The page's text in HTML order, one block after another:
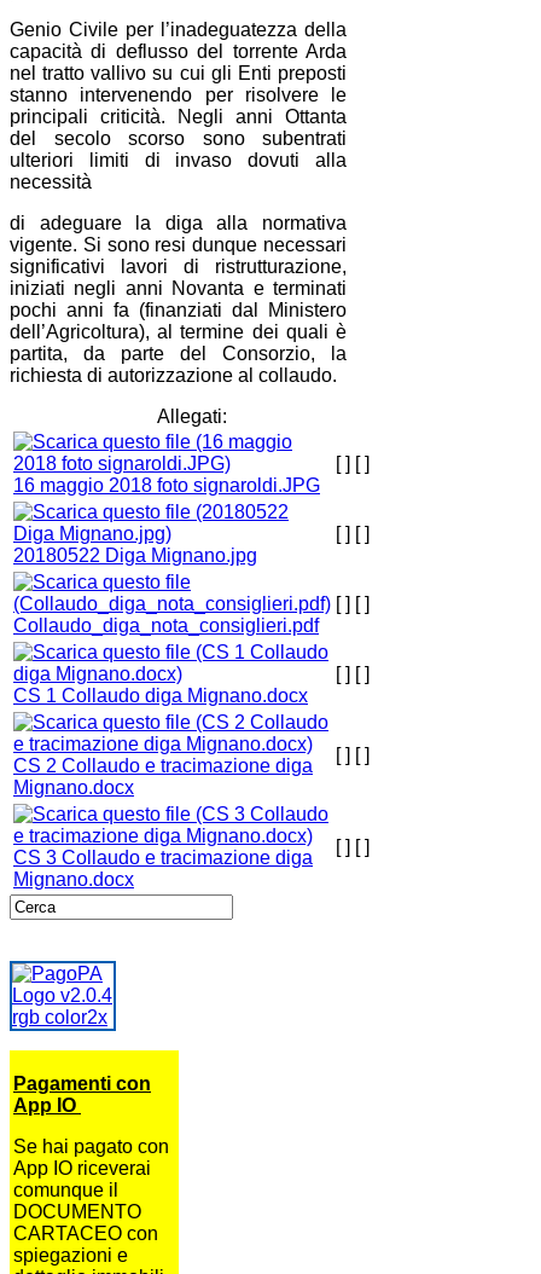
Genio Civile per l’inadeguatezza della
capacità di deflusso del torrente Arda
nel tratto vallivo su cui gli Enti preposti
stanno intervenendo per risolvere le
principali criticità. Negli anni Ottanta
del secolo scorso sono subentrati
ulteriori limiti di invaso dovuti alla
necessità
di adeguare la diga alla normativa
vigente. Si sono resi dunque necessari
significativi lavori di ristrutturazione,
iniziati negli anni Novanta e terminati
pochi anni fa (finanziati dal Ministero
dell’Agricoltura), al termine dei quali è
partita, da parte del Consorzio, la
richiesta di autorizzazione al collaudo.
Allegati:
16 maggio 2018 foto signaroldi.JPG
[ ] [ ]
20180522 Diga Mignano.jpg
[ ] [ ]
Collaudo_diga_nota_consiglieri.pdf
[ ] [ ]
CS 1 Collaudo diga Mignano.docx
[ ] [ ]
CS 2 Collaudo e tracimazione diga
Mignano.docx
[ ] [ ]
CS 3 Collaudo e tracimazione diga
Mignano.docx
[ ] [ ]
Pagamenti con
App IO
Se hai pagato con
App IO riceverai
comunque il
DOCUMENTO
CARTACEO con
spiegazioni e